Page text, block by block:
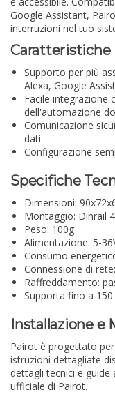
Google Assistant,
interruzioni nel tuo
Caratteristiche
Supporto per più
Alexa, Google
Facile integrazione
dell'automazione
Comunicazione
dati.
Configurazione
Specifiche
Dimensioni:
Montaggio: Dinrail
Peso: 100g
Alimentazione: 5-
Consumo
Connessione di
Raffreddamento:
Supporta fino a
Installazione e
Pairot è progettato
istruzioni dettagliate
dettagli tecnici e guide
ufficiale di Pairot.